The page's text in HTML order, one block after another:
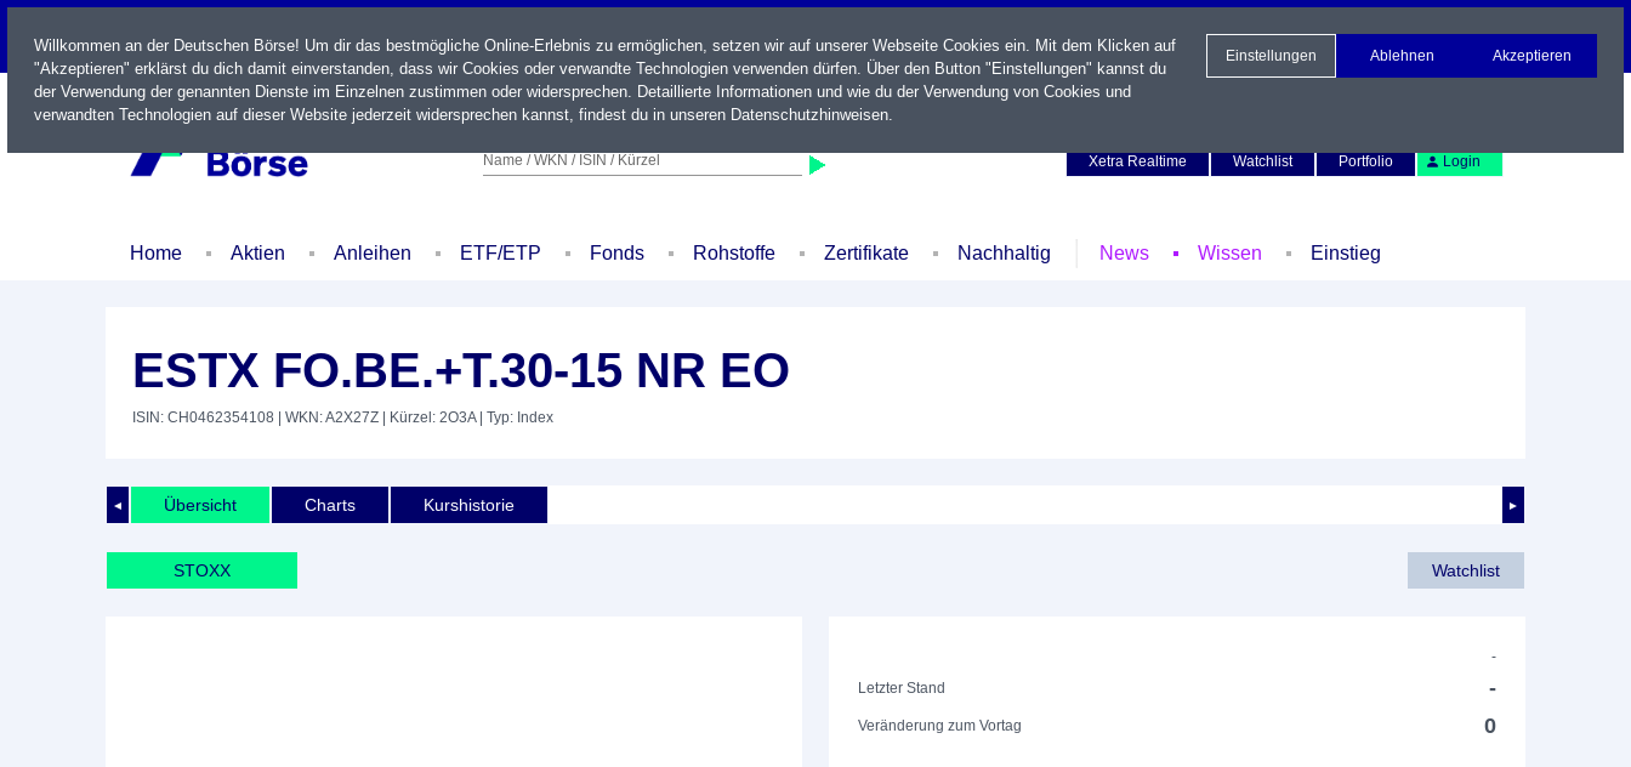
LIVE
Name / WKN / ISIN / Kürzel
Xetra Realtime
Watchlist Portfolio Login
Home Aktien Anleihen ETF/ETP Fonds Rohstoffe Zertifikate Nachhaltig News Wissen Einstieg
ESTX FO.BE.+T.30-15 NR EO
ISIN: CH0462354108 | WKN: A2X27Z | Kürzel: 2O3A| Typ: Index
◄ ►
Übersicht Charts Kurshistorie
STOXX Watchlist
-
Letzter Stand
-
Veränderung zum Vortag 0
Willkommen an der Deutschen Börse! Um dir das bestmögliche Online-Erlebnis zu ermöglichen, setzen wir auf unserer Webseite Cookies ein. Mit dem Klicken auf
"Akzeptieren" erklärst du dich damit einverstanden, dass wir Cookies oder verwandte Technologien verwenden dürfen. Über den Button "Einstellungen" kannst du
der Verwendung der genannten Dienste im Einzelnen zustimmen oder widersprechen. Detaillierte Informationen und wie du der Verwendung von Cookies und
verwandten Technologien auf dieser Website jederzeit widersprechen kannst, findest du in unseren Datenschutzhinweisen.
Einstellungen Ablehnen Akzeptieren